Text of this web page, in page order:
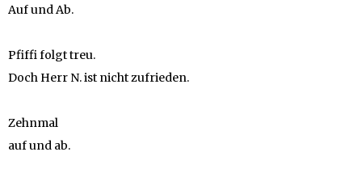
Auf und Ab.
Pfiffi folgt treu.
Doch Herr N. ist nicht zufrieden.
Zehnmal
auf und ab.